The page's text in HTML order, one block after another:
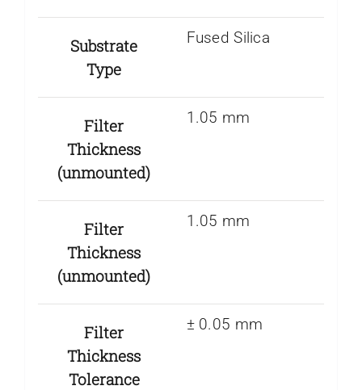
Substrate
Type
Fused Silica
Filter
Thickness
(unmounted)
1.05 mm
Filter
Thickness
(unmounted)
1.05 mm
Filter
Thickness
Tolerance
± 0.05 mm